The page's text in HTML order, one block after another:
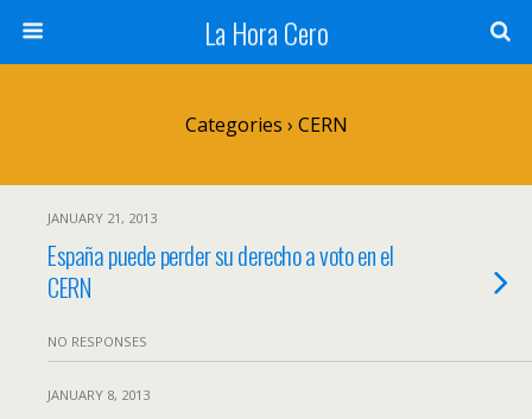
La Hora Cero
Categories › CERN
JANUARY 21, 2013
España puede perder su derecho a voto en el
CERN
NO RESPONSES
JANUARY 8, 2013